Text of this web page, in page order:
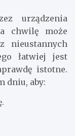
urządzenia
chwilę może
nieustannych
łatwiej jest
istotne.
dniu, aby: